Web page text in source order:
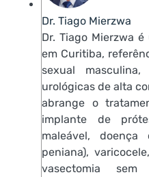
Dr. Tiago Mierzwa
Dr. Tiago Mierzwa
em Curitiba,
sexual
urológicas de alta
abrange o
implante de
maleável, doença
peniana),
vasectomia